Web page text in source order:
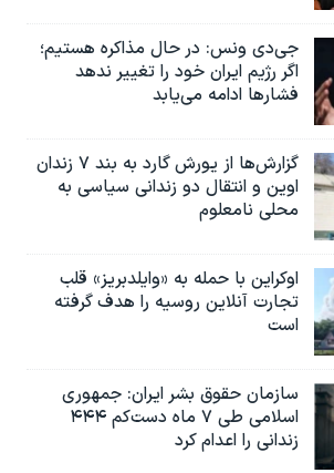
جی‌دی ونس: در حال مذاکره هستیم؛
اگر رژیم ایران خود را تغییر ندهد
فشارها ادامه می‌یابد
گزارش‌ها از یورش گارد به بند ۷ زندان
اوین و انتقال دو زندانی سیاسی به
محلی نامعلوم
اوکراین با حمله به «وایلدبریز» قلب
تجارت آنلاین روسیه را هدف گرفته
است
سازمان حقوق بشر ایران: جمهوری
اسلامی طی ۷ ماه دست‌کم ۴۴۴
زندانی را اعدام کرد